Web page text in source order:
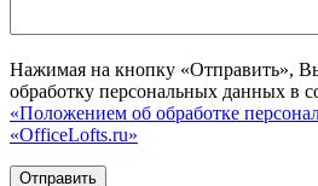
Нажимая на кнопку «Отправить», Вы
обработку персональных данных в
«Положением об обработке
«OfficeLofts.ru»